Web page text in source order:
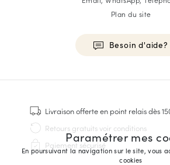
Paramétrer mes
En poursuivant la navigation sur le site, vous
cookies
Plan du site
Besoin d'aide?
Baskets
Cousu Goodyear
Derbies & Richelieu
Richelieus Homme
Livraison offerteen point relais dès
Retours gratuitsvoir conditions
Paiement sécurisé